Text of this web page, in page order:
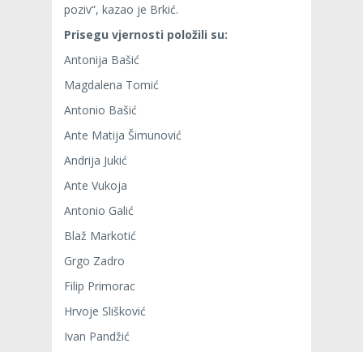
poziv“, kazao je Brkić.
Prisegu vjernosti položili su:
Antonija Bašić
Magdalena Tomić
Antonio Bašić
Ante Matija Šimunović
Andrija Jukić
Ante Vukoja
Antonio Galić
Blaž Markotić
Grgo Zadro
Filip Primorac
Hrvoje Slišković
Ivan Pandžić